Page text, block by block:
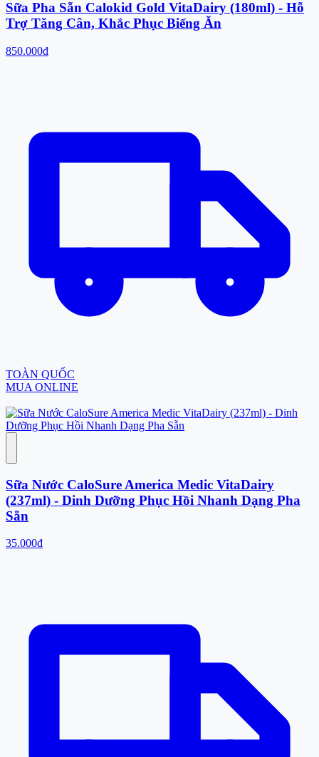
Sữa Pha Sẵn Calokid Gold VitaDairy (180ml) - Hỗ
Trợ Tăng Cân, Khắc Phục Biếng Ăn
850.000đ
TOÀN QUỐC
MUA ONLINE
Sữa Nước CaloSure America Medic VitaDairy
(237ml) - Dinh Dưỡng Phục Hồi Nhanh Dạng Pha
Sẵn
35.000đ